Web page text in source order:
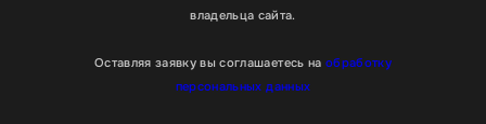
владельца сайта.
Оставляя заявку вы соглашаетесь на обработку
персональных данных